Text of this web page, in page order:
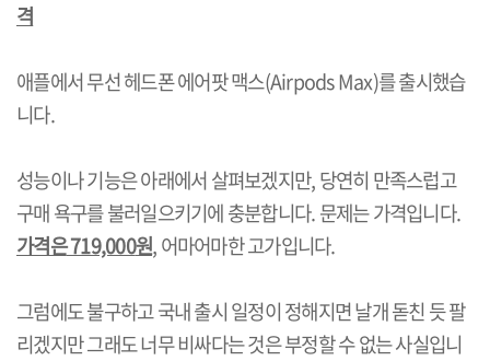
격
애플에서 무선 헤드폰 에어팟 맥스(Airpods Max)를 출시했습
니다.
성능이나 기능은 아래에서 살펴보겠지만,당연히 만족스럽고
구매 욕구를 불러일으키기에 충분합니다.문제는 가격입니다.
가격은719,000원,어마어마한 고가입니다.
그럼에도 불구하고 국내 출시 일정이 정해지면 날개 돋친 듯 팔
리겠지만 그래도 너무 비싸다는 것은 부정할 수 없는 사실입니